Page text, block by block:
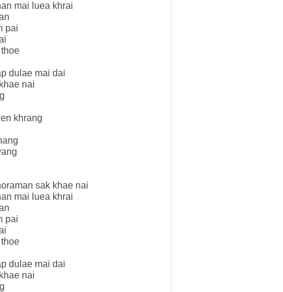
mai luea khrai
pai
dulae mai dai
nai
khrang
sak khae nai
mai luea khrai
pai
dulae mai dai
nai